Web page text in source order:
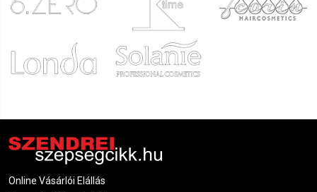
Online Vásárlói Elállás